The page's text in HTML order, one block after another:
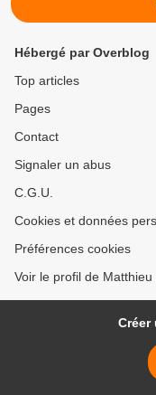
Hébergé par Overblog
Top articles
Pages
Contact
Signaler un abus
C.G.U.
Cookies et données
Préférences cookies
Voir le profil de
Créer